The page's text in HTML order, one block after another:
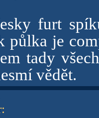
furt
půlka je
tady
vědět.
: